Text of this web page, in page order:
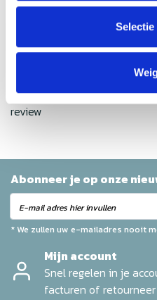
Selectie
Gemiddelde van 0 review(s)
Schrijf je eigen review
Geen reviews gevonden
Help ons en andere klanten
review
Abonneer je op onze
* We zullen uw e-mailadres nooit
Mijn account
Snel regelen in je
facturen of